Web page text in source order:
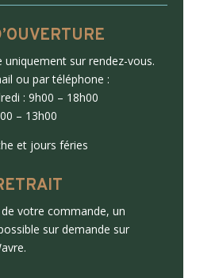
uniquement sur rendez-vous.
ou par téléphone :
: 9h00 – 18h00
– 13h00
et jours féries
votre commande, un
sur demande sur